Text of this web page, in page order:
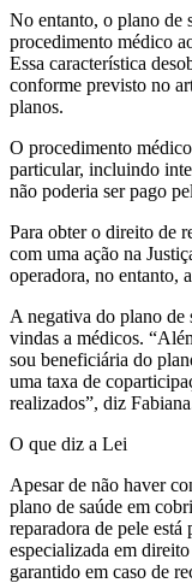
No entanto, o plano de
procedimento médico
Essa característica
conforme previsto no
planos.
O procedimento
particular, incluindo
não poderia ser pago
Para obter o direito de
com uma ação na
operadora, no entanto,
A negativa do plano de
vindas a médicos.
sou beneficiária do
uma taxa de
realizados”, diz
O que diz a Lei
Apesar de não haver
plano de saúde em
reparadora de pele
especializada em
garantido em caso de